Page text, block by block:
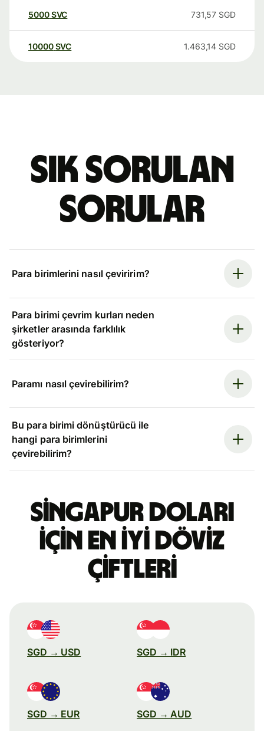
5000SVC 731,57 SGD
10000 SVC 1.463,14 SGD
Sık sorulan
sorular
Para birimlerini nasıl çeviririm?
Para birimi çevrim kurları neden
şirketler arasında farklılık
gösteriyor?
Paramı nasıl çevirebilirim?
Bu para birimi dönüştürücü ile
hangi para birimlerini
çevirebilirim?
Singapur doları
için en iyi döviz
çiftleri
SGD → USD SGD → IDR
SGD → EUR SGD → AUD